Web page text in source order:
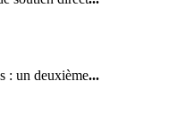
: un deuxième...